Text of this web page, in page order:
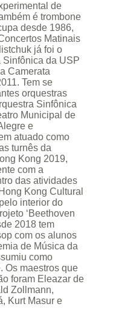
de
é trombone
desde 1986,
Matinais
já foi o
Sinfônica da USP
Camerata
Tem se
orquestras
Sinfônica
Municipal de
e
atuado como
turnês da
Kong 2019,
com a
das atividades
Kong Cultural
interior do
‘Beethoven
2018 tem
com os alunos
de Música da
como
Os maestros que
foram Eleazar de
Zollmann,
Kurt Masur e